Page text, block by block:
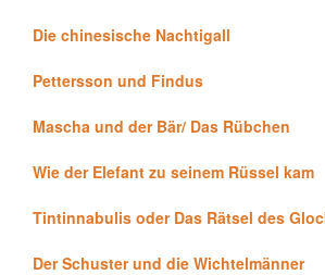
Die chinesische Nachtigall
Pettersson und Findus
Mascha und der Bär/ Das Rübchen
Wie der Elefant zu seinem Rüssel kam
Tintinnabulis oder Das Rätsel des
Der Schuster und die Wichtelmänner